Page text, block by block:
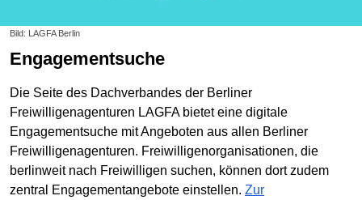
Bild: LAGFA Berlin
Engagementsuche
Die Seite des Dachverbandes der Berliner
Freiwilligenagenturen LAGFA bietet eine digitale
Engagementsuche mit Angeboten aus allen Berliner
Freiwilligenagenturen. Freiwilligenorganisationen, die
berlinweit nach Freiwilligen suchen, können dort zudem
zentral Engagementangebote einstellen. Zur